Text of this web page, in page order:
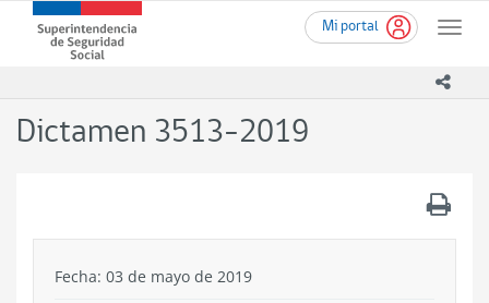
contenido
Mi portal
Toggle
Superintendencia
de
-
Dictamen 3513-2019
Fecha: 03 de mayo de 2019